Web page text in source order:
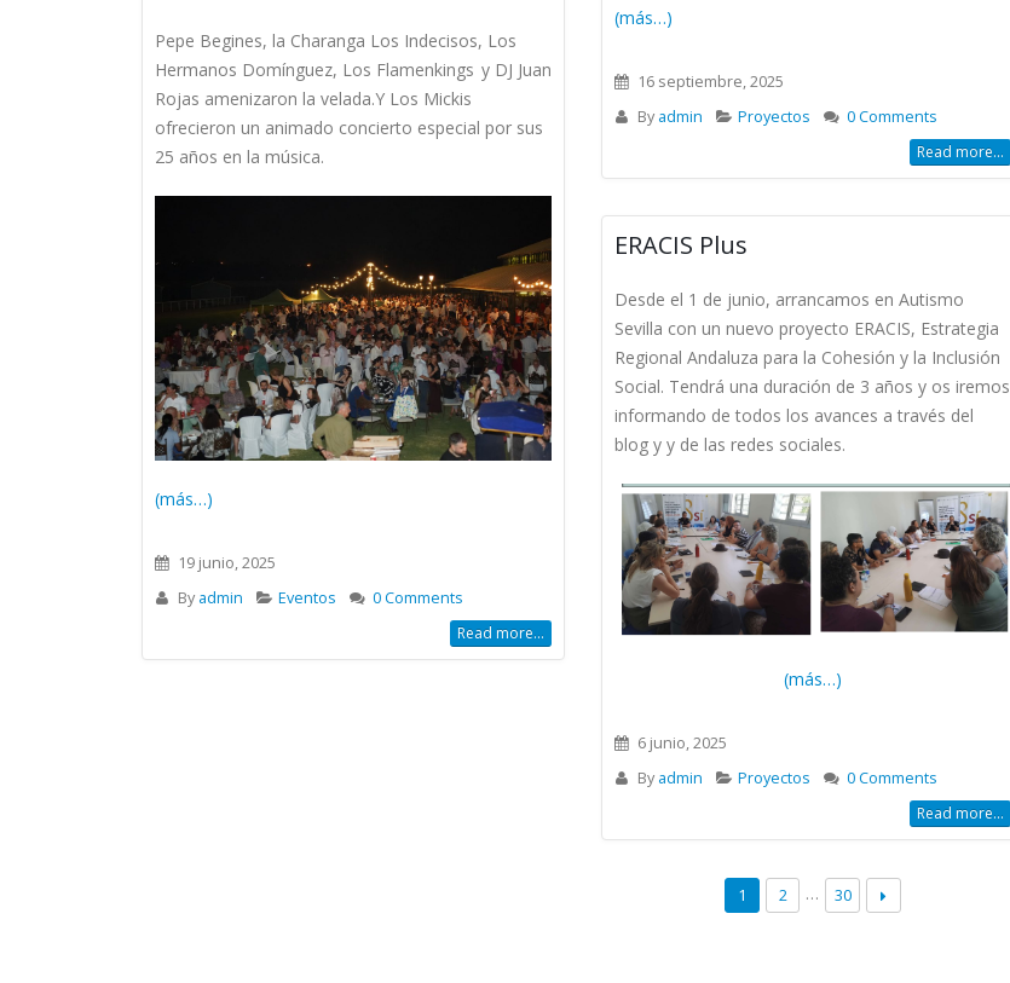
(más…)
16 septiembre, 2025
By admin Proyectos
0 Comments
Read more...
Pepe Begines, la Charanga Los Indecisos, Los
Hermanos Domínguez, Los Flamenkings y DJ Juan
Rojas amenizaron la velada.Y Los Mickis
ofrecieron un animado concierto especial por sus
25 años en la música.
(más…)
19 junio, 2025
By admin Eventos
0 Comments
Read more...
ERACIS Plus
Desde el 1 de junio, arrancamos en Autismo
Sevilla con un nuevo proyecto ERACIS, Estrategia
Regional Andaluza para la Cohesión y la Inclusión
Social. Tendrá una duración de 3 años y os iremos
informando de todos los avances a través del
blog y y de las redes sociales.
(más…)
6 junio, 2025
By admin Proyectos
0 Comments
Read more...
1 2 … 30